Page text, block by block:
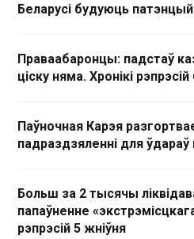
Беларусі будуюць
Праваабаронцы: падстаў
ціску няма. Хронікі
Паўночная Карэя
падраздзяленні для ўдараў
Больш за 2 тысячы
папаўненне
рэпрэсій 5 жніўня